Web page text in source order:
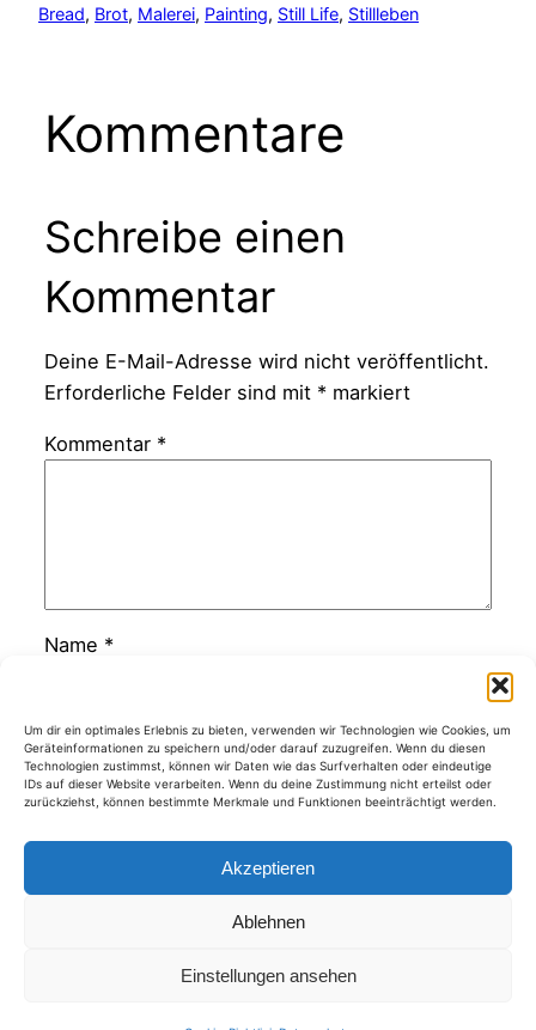
Um dir ein optimales Erlebnis zu bieten, verwenden wir Technologien wie Cookies, um
Geräteinformationen zu speichern und/oder darauf zuzugreifen. Wenn du diesen
Technologien zustimmst, können wir Daten wie das Surfverhalten oder eindeutige
IDs auf dieser Website verarbeiten. Wenn du deine Zustimmung nicht erteilst oder
zurückziehst, können bestimmte Merkmale und Funktionen beeinträchtigt werden.
Akzeptieren
Ablehnen
Einstellungen ansehen
Bread, Brot, Malerei, Painting, Still Life, Stillleben
Kommentare
Schreibe einen
Kommentar
Deine E-Mail-Adresse wird nicht veröffentlicht.
Erforderliche Felder sind mit *markiert
Kommentar *
Name *
E-Mail-Adresse*
Website